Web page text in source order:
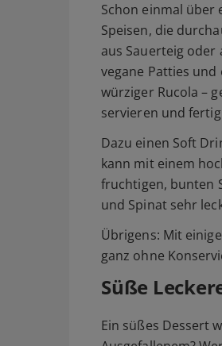
Schon einmal über
Speisen, die
aus Sauerteig oder
vegane Patties und
würziger Rucola –
servieren und
Dazu einen Soft
kann mit einem
fruchtigen, bunten
und Spinat sehr
Übrigens: Mit
ganz ohne
Süße
Ein süßes Dessert